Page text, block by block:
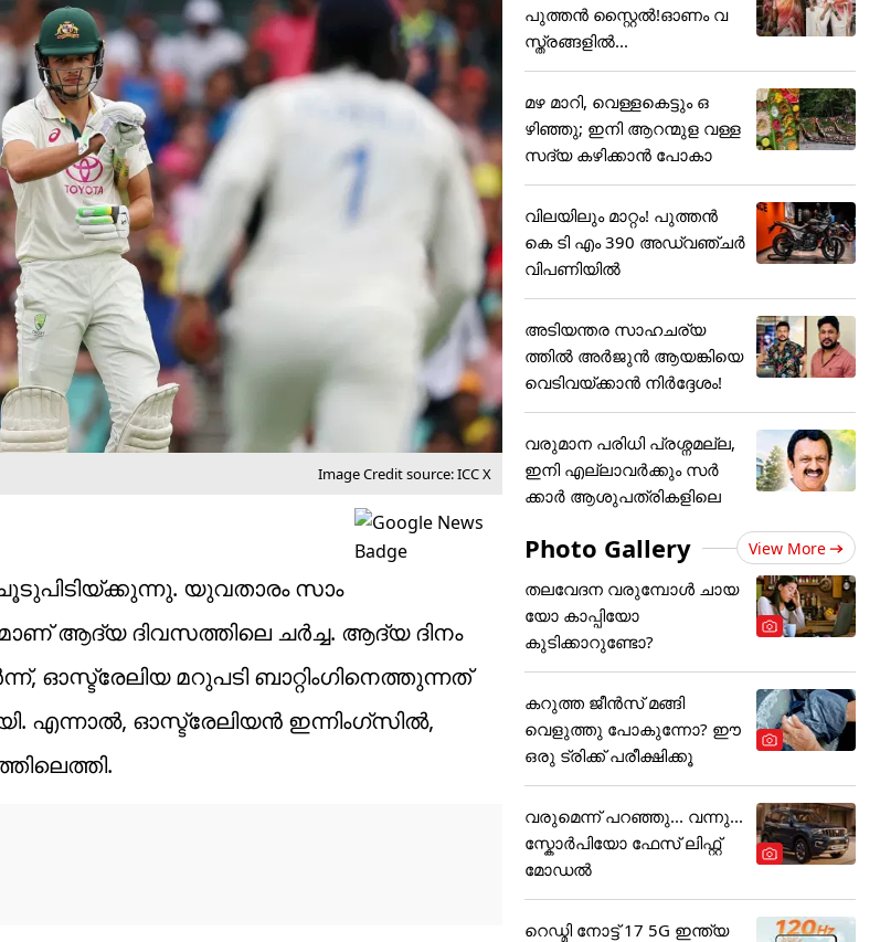
Image Credit source: ICC X
യുവതാരം സാം
ആദ്യ ദിവസത്തിലെ ചർച്ച. ആദ്യ ദിനം
ഓസ്ട്രേലിയ മറുപടി ബാറ്റിംഗിനെത്തുന്നത്
എന്നാൽ, ഓസ്ട്രേലിയൻ ഇന്നിംഗ്സിൽ,
പുത്തൻ സ്റ്റൈൽ!ഓണം വ
സ്ത്രങ്ങളിൽ...
മഴ മാറി, വെള്ളകെട്ടും ഒ
ഴിഞ്ഞു; ഇനി ആറന്മുള വള്ള
സദ്യ കഴിക്കാൻ പോകാ
വിലയിലും മാറ്റം! പുത്തൻ
കെ ടി എം 390 അഡ്വഞ്ചർ
വിപണിയിൽ
അടിയന്തര സാഹചര്യ
ത്തിൽ അർജുൻ ആയങ്കിയെ
വെടിവയ്ക്കാൻ നിർദ്ദേശം!
വരുമാന പരിധി പ്രശ്നമല്ല,
ഇനി എല്ലാവർക്കും സർ
ക്കാർ ആശുപത്രികളിലെ
Photo Gallery View More
തലവേദന വരുമ്പോൾ ചായ
യോ കാപ്പിയോ
കുടിക്കാറുണ്ടോ?
കറുത്ത ജീൻസ് മങ്ങി
വെളുത്തു പോകുന്നോ? ഈ
ഒരു ട്രിക്ക് പരീക്ഷിക്കൂ
വരുമെന്ന് പറഞ്ഞു... വന്നു...
സ്കോർപിയോ ഫേസ് ലിഫ്റ്റ്
മോഡൽ
റെഡ്മി നോട്ട് 17 5G ഇന്ത്യ